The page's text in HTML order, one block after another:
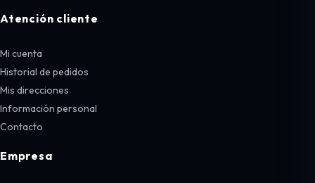
Atención cliente
Mi cuenta
Historial de pedidos
Mis direcciones
Información personal
Contacto
Empresa